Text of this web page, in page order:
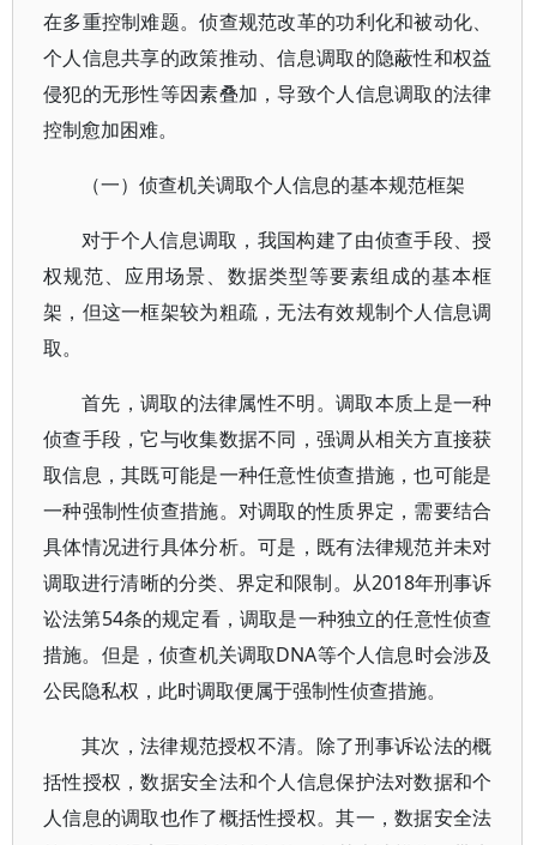
在多重控制难题。侦查规范改革的功利化和被动化、
个人信息共享的政策推动、信息调取的隐蔽性和权益
侵犯的无形性等因素叠加，导致个人信息调取的法律
控制愈加困难。
（一）侦查机关调取个人信息的基本规范框架
对于个人信息调取，我国构建了由侦查手段、授
权规范、应用场景、数据类型等要素组成的基本框
架，但这一框架较为粗疏，无法有效规制个人信息调
取。
首先，调取的法律属性不明。调取本质上是一种
侦查手段，它与收集数据不同，强调从相关方直接获
取信息，其既可能是一种任意性侦查措施，也可能是
一种强制性侦查措施。对调取的性质界定，需要结合
具体情况进行具体分析。可是，既有法律规范并未对
调取进行清晰的分类、界定和限制。从2018年刑事诉
讼法第54条的规定看，调取是一种独立的任意性侦查
措施。但是，侦查机关调取DNA等个人信息时会涉及
公民隐私权，此时调取便属于强制性侦查措施。
其次，法律规范授权不清。除了刑事诉讼法的概
括性授权，数据安全法和个人信息保护法对数据和个
人信息的调取也作了概括性授权。其一，数据安全法